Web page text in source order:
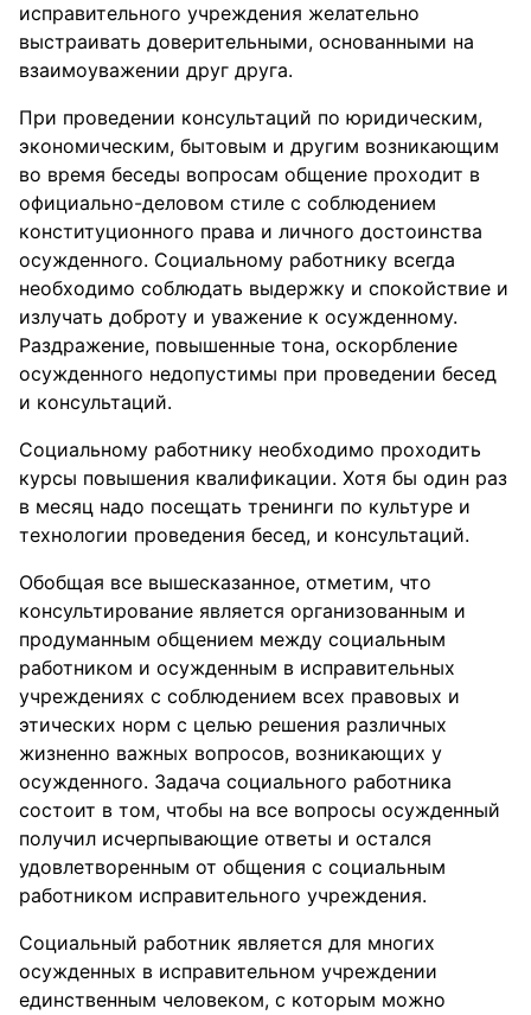
исправительного учреждения желательно
выстраивать доверительными, основанными на
взаимоуважении друг друга.
При проведении консультаций по юридическим,
экономическим, бытовым и другим возникающим
во время беседы вопросам общение проходит в
официально-деловом стиле с соблюдением
конституционного права и личного достоинства
осужденного. Социальному работнику всегда
необходимо соблюдать выдержку и спокойствие и
излучать доброту и уважение к осужденному.
Раздражение, повышенные тона, оскорбление
осужденного недопустимы при проведении бесед
и консультаций.
Социальному работнику необходимо проходить
курсы повышения квалификации. Хотя бы один раз
в месяц надо посещать тренинги по культуре и
технологии проведения бесед, и консультаций.
Обобщая все вышесказанное, отметим, что
консультирование является организованным и
продуманным общением между социальным
работником и осужденным в исправительных
учреждениях с соблюдением всех правовых и
этических норм с целью решения различных
жизненно важных вопросов, возникающих у
осужденного. Задача социального работника
состоит в том, чтобы на все вопросы осужденный
получил исчерпывающие ответы и остался
удовлетворенным от общения с социальным
работником исправительного учреждения.
Социальный работник является для многих
осужденных в исправительном учреждении
единственным человеком, с которым можно